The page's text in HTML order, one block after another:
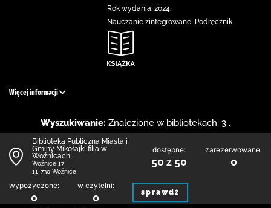
Rok wydania: 2024.
Nauczanie zintegrowane, Podręcznik
Więcej informacji
Wyszukiwanie: Znalezione w bibliotekach: 3 .
Biblioteka Publiczna Miasta i
Gminy Mikołajki filia w
Woźnicach
Woźnice 17
11-730 Woźnice
dostępne:
50 z 50
zarezerwowane:
0
wypożyczone:
0
w czytelni:
0 sprawdź